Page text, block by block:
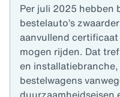
Per juli 2025 hebben
bestelauto’s
aanvullend
mogen rijden. Dat
en
bestelwagens